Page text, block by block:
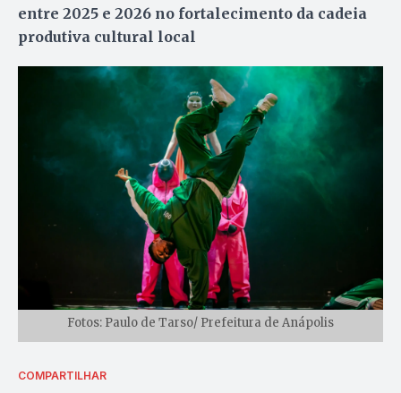
entre 2025 e 2026 no fortalecimento da cadeia
produtiva cultural local
Fotos: Paulo de Tarso/ Prefeitura de Anápolis
COMPARTILHAR